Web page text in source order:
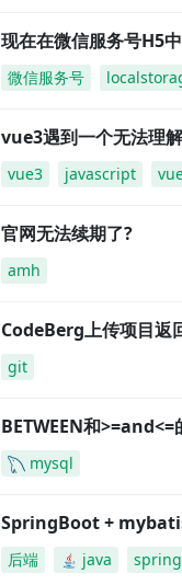
现在在微信服务号H5
微信服务号
vue3遇到一个无法理
vue3 javascript
官网无法续期了?
amh
CodeBerg上传项目返
git
BETWEEN和
mysql
SpringBoot +
后端 java